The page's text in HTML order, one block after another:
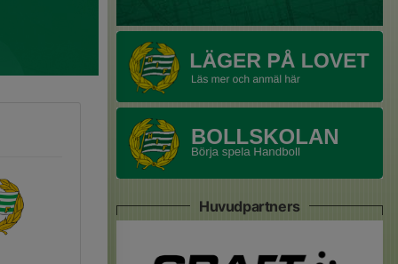
Huvudpartners